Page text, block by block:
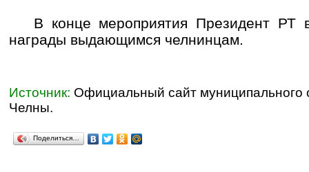
В конце мероприятия Президент РТ
награды выдающимся челнинцам.
Источник: Официальный сайт
Челны.
Поделиться…